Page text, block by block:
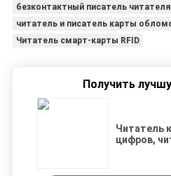
PRIVACY
POLICY
безконтактный писатель
читатель и писатель карты
Читатель смарт-карты RFID
Получить
Читатель
цифров,
RFID